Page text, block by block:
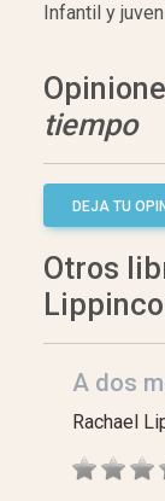
Infantil y
tiempo
DEJA TU
Otros
A dos
Rachael